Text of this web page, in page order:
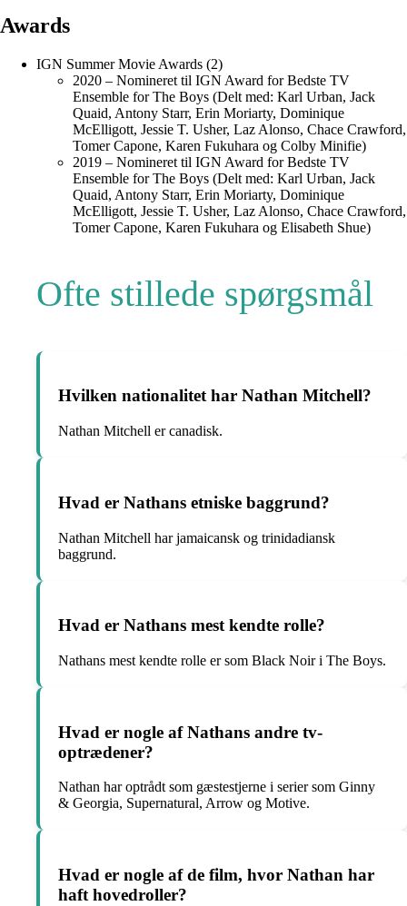
Awards
IGN Summer Movie Awards (2)
2020 – Nomineret til IGN Award for Bedste TV
Ensemble for The Boys (Delt med: Karl Urban, Jack
Quaid, Antony Starr, Erin Moriarty, Dominique
McElligott, Jessie T. Usher, Laz Alonso, Chace Crawford,
Tomer Capone, Karen Fukuhara og Colby Minifie)
2019 – Nomineret til IGN Award for Bedste TV
Ensemble for The Boys (Delt med: Karl Urban, Jack
Quaid, Antony Starr, Erin Moriarty, Dominique
McElligott, Jessie T. Usher, Laz Alonso, Chace Crawford,
Tomer Capone, Karen Fukuhara og Elisabeth Shue)
Ofte stillede spørgsmål
Hvilken nationalitet har Nathan Mitchell?
Nathan Mitchell er canadisk.
Hvad er Nathans etniske baggrund?
Nathan Mitchell har jamaicansk og trinidadiansk
baggrund.
Hvad er Nathans mest kendte rolle?
Nathans mest kendte rolle er som Black Noir i The Boys.
Hvad er nogle af Nathans andre tv-
optrædener?
Nathan har optrådt som gæstestjerne i serier som Ginny
& Georgia, Supernatural, Arrow og Motive.
Hvad er nogle af de film, hvor Nathan har
haft hovedroller?